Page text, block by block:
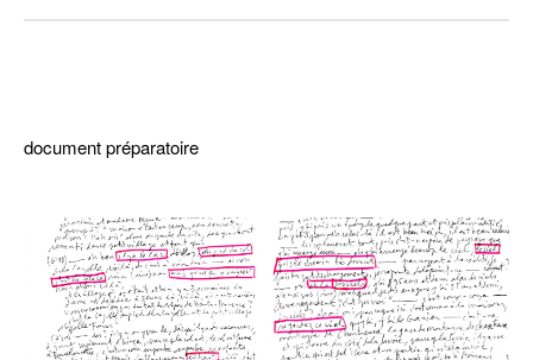
document préparatoire